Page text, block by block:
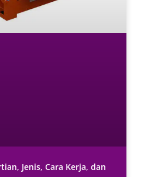
Jenis, Cara Kerja, dan